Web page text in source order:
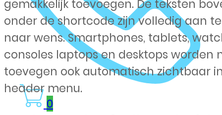
0
gemakkelijk toevoegen. De teksten
onder de shortcode zijn volledig aan
naar wens. Smartphones, tablets,
consoles laptops en desktops worden
toevegen ook automatisch zichtbaar
header menu.